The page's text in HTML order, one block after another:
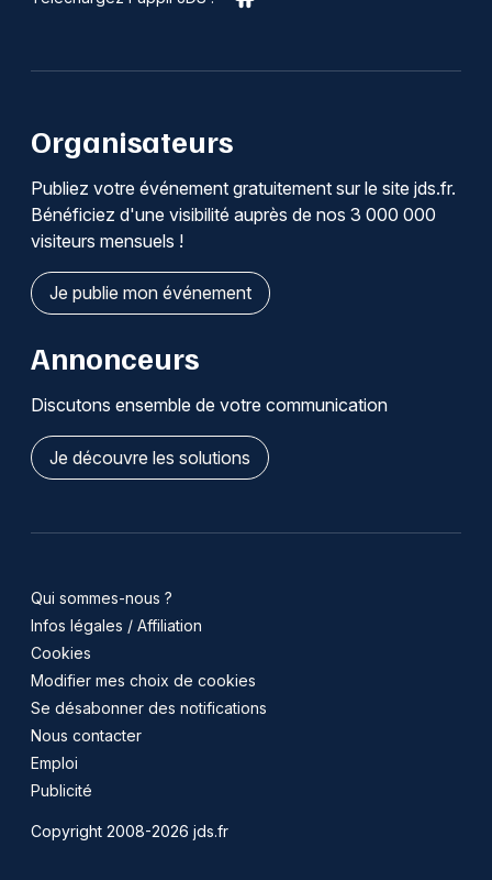
Organisateurs
Publiez votre événement gratuitement sur le site jds.fr.
Bénéficiez d'une visibilité auprès de nos 3 000 000
visiteurs mensuels !
Je publie mon événement
Annonceurs
Discutons ensemble de votre communication
Je découvre les solutions
Qui sommes-nous ?
Infos légales / Affiliation
Cookies
Modifier mes choix de cookies
Se désabonner des notifications
Nous contacter
Emploi
Publicité
Copyright 2008-2026 jds.fr